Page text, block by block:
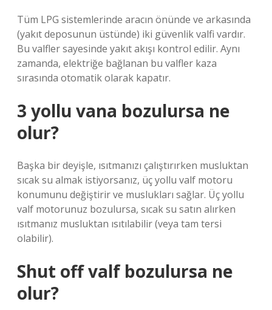
Tüm LPG sistemlerinde aracın önünde ve arkasında
(yakıt deposunun üstünde) iki güvenlik valfi vardır.
Bu valfler sayesinde yakıt akışı kontrol edilir. Aynı
zamanda, elektriğe bağlanan bu valfler kaza
sırasında otomatik olarak kapatır.
3 yollu vana bozulursa ne
olur?
Başka bir deyişle, ısıtmanızı çalıştırırken musluktan
sıcak su almak istiyorsanız, üç yollu valf motoru
konumunu değiştirir ve muslukları sağlar. Üç yollu
valf motorunuz bozulursa, sıcak su satın alırken
ısıtmanız musluktan ısıtılabilir (veya tam tersi
olabilir).
Shut off valf bozulursa ne
olur?